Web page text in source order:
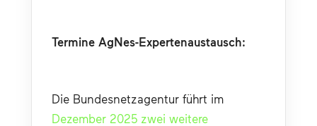
Termine AgNes-Expertenaustausch:
Dezember 2025 zwei weitere